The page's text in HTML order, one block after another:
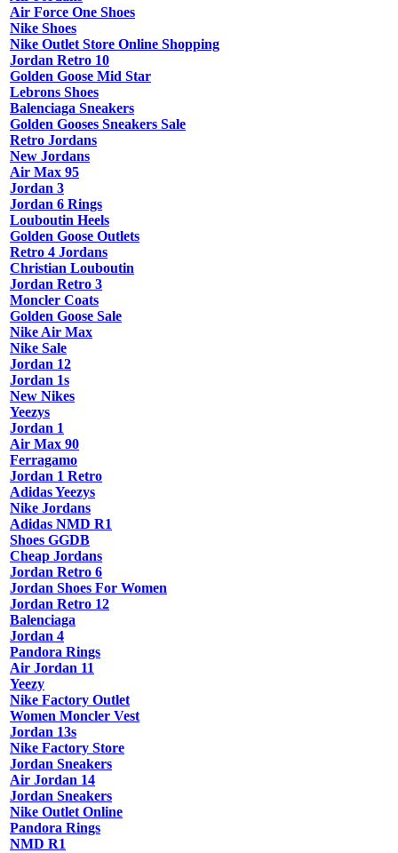
Air Force One Shoes
Nike Shoes
Nike Outlet Store Online Shopping
Jordan Retro 10
Golden Goose Mid Star
Lebrons Shoes
Balenciaga Sneakers
Golden Gooses Sneakers Sale
Retro Jordans
New Jordans
Air Max 95
Jordan 3
Jordan 6 Rings
Louboutin Heels
Golden Goose Outlets
Retro 4 Jordans
Christian Louboutin
Jordan Retro 3
Moncler Coats
Golden Goose Sale
Nike Air Max
Nike Sale
Jordan 12
Jordan 1s
New Nikes
Yeezys
Jordan 1
Air Max 90
Ferragamo
Jordan 1 Retro
Adidas Yeezys
Nike Jordans
Adidas NMD R1
Shoes GGDB
Cheap Jordans
Jordan Retro 6
Jordan Shoes For Women
Jordan Retro 12
Balenciaga
Jordan 4
Pandora Rings
Air Jordan 11
Yeezy
Nike Factory Outlet
Women Moncler Vest
Jordan 13s
Nike Factory Store
Jordan Sneakers
Air Jordan 14
Jordan Sneakers
Nike Outlet Online
Pandora Rings
NMD R1